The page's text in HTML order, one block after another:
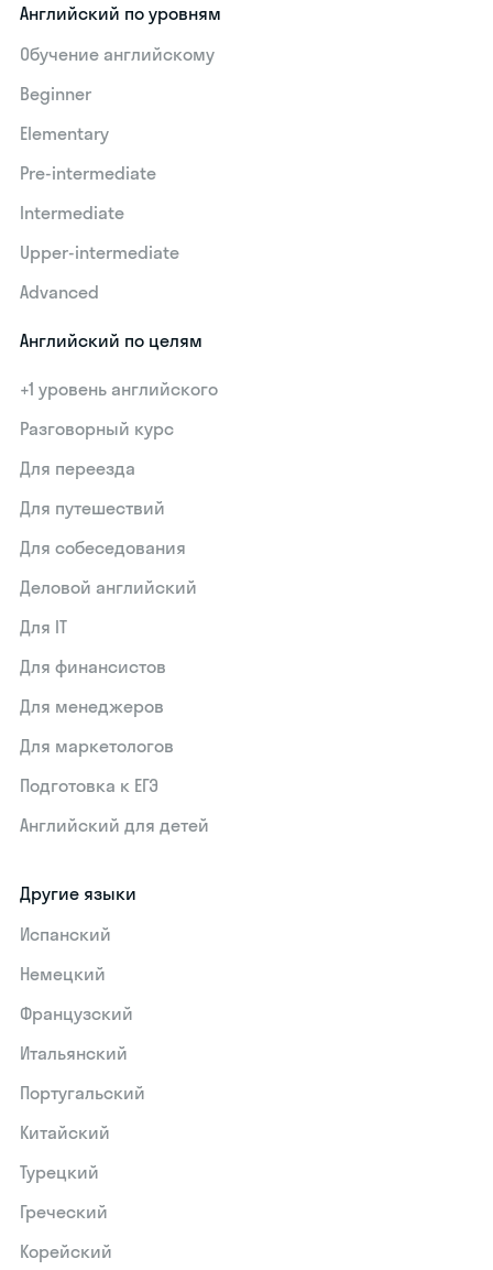
Английский по уровням
Обучение английскому
Beginner
Elementary
Pre-intermediate
Intermediate
Upper-intermediate
Advanced
Английский по целям
+1 уровень английского
Разговорный курс
Для переезда
Для путешествий
Для собеседования
Деловой английский
Для IT
Для финансистов
Для менеджеров
Для маркетологов
Подготовка к ЕГЭ
Английский для детей
Другие языки
Испанский
Немецкий
Французский
Итальянский
Португальский
Китайский
Турецкий
Греческий
Корейский